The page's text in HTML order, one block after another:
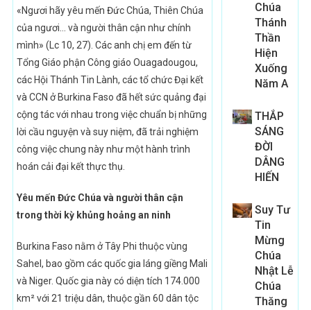
«Ngươi hãy yêu mến Đức Chúa, Thiên Chúa
của ngươi… và người thân cận như chính
mình» (Lc 10, 27). Các anh chị em đến từ
Tổng Giáo phận Công giáo Ouagadougou,
các Hội Thánh Tin Lành, các tổ chức Đại kết
và CCN ở Burkina Faso đã hết sức quảng đại
cộng tác với nhau trong việc chuẩn bị những
lời cầu nguyện và suy niệm, đã trải nghiệm
công việc chung này như một hành trình
hoán cải đại kết thực thụ.
Yêu mến Đức Chúa và người thân cận
trong thời kỳ khủng hoảng an ninh
Burkina Faso nằm ở Tây Phi thuộc vùng
Sahel, bao gồm các quốc gia láng giềng Mali
và Niger. Quốc gia này có diện tích 174.000
km² với 21 triệu dân, thuộc gần 60 dân tộc
Chúa
Thánh
Thần
Hiện
Xuống
Năm A
THẮP
SÁNG
ĐỜI
DÂNG
HIẾN
Suy Tư
Tin
Mừng
Chúa
Nhật Lễ
Chúa
Thăng